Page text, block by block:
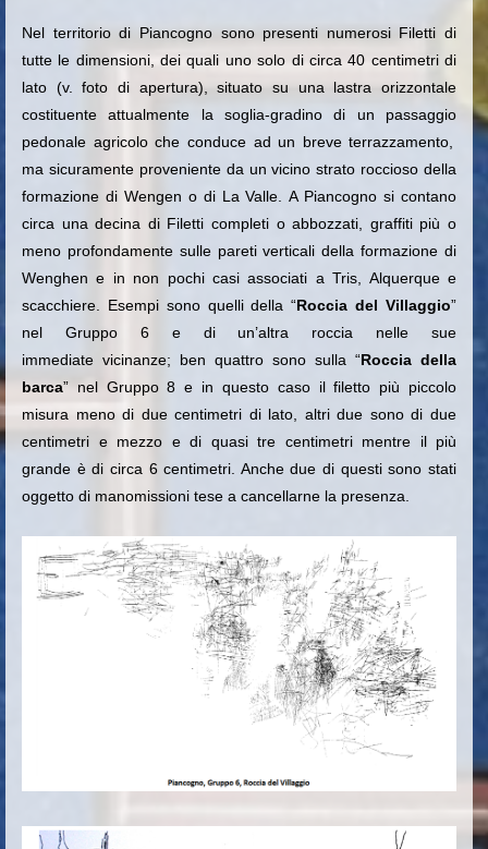
Nel territorio di Piancogno sono presenti numerosi Filetti di
tutte le dimensioni, dei quali uno solo di circa 40 centimetri di
lato (v. foto di apertura), situato su una lastra orizzontale
costituente attualmente la soglia-gradino di un passaggio
pedonale agricolo che conduce ad un breve terrazzamento,
ma sicuramente proveniente da un vicino strato roccioso della
formazione di Wengen o di La Valle.
A Piancogno si contano
circa una decina di Filetti completi o abbozzati, graffiti più o
meno profondamentesulle pareti verticali della formazione di
Wenghen e in non pochi casi associati a Tris, Alquerque e
scacchiere.
Esempi sono quelli della “Roccia del Villaggio”
nel Gruppo 6 e di un’altra roccia nelle sue
immediate vicinanze; ben quattro sono sulla “Roccia della
barca” nel Gruppo 8 e in questo caso ilfiletto più piccolo
misura meno di due centimetri di lato, altri due sono di due
centimetri e mezzo e di quasitre centimetri mentre il più
grande è di circa 6 centimetri. Anche due di questi sono stati
oggetto di manomissioni tese a cancellarne la presenza.